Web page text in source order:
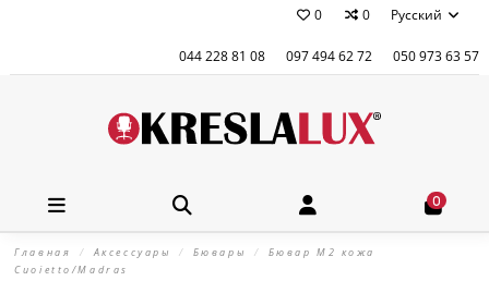
0 0 Русский
044 228 81 08 097 494 62 72 050 973 63 57
0
Главная Аксессуары Бювары
Бювар М2 кожа
Cuoietto/Madras